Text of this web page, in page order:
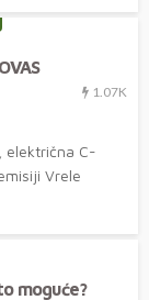
1.07K
električna C-
Vrele
moguće?